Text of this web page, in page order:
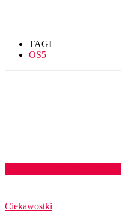
TAGI
OS5
Ciekawostki